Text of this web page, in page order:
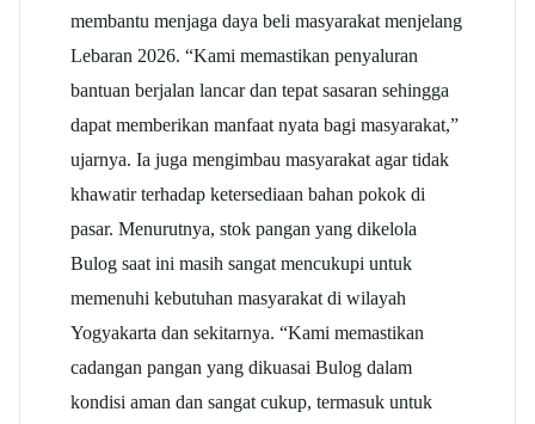
membantu menjaga daya beli masyarakat menjelang
Lebaran 2026. “Kami memastikan penyaluran
bantuan berjalan lancar dan tepat sasaran sehingga
dapat memberikan manfaat nyata bagi masyarakat,”
ujarnya. Ia juga mengimbau masyarakat agar tidak
khawatir terhadap ketersediaan bahan pokok di
pasar. Menurutnya, stok pangan yang dikelola
Bulog saat ini masih sangat mencukupi untuk
memenuhi kebutuhan masyarakat di wilayah
Yogyakarta dan sekitarnya. “Kami memastikan
cadangan pangan yang dikuasai Bulog dalam
kondisi aman dan sangat cukup, termasuk untuk